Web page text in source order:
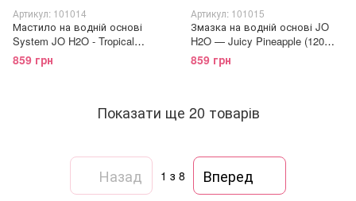
Артикул: 101014
Мастило на водній основі
System JO H2O - Tropical
Passion (120 мл) без цукру,
рослинний гліцерин
859 грн
Артикул: 101015
Змазка на водній основі JO
H2O — Juicy Pineapple (120
мл) без цукру, рослинний
гліцерин
859 грн
Показати ще 20 товарів
Назад 1 з 8 Вперед